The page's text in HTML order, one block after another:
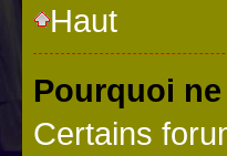
Haut
Pourquoi
Certains